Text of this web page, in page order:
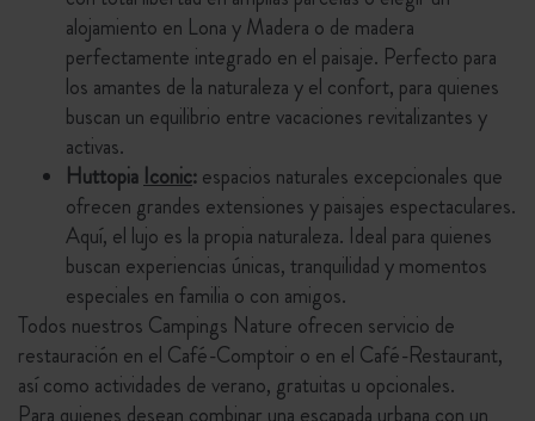
alojamiento en Lona y Madera o de madera
perfectamente integrado en el paisaje. Perfecto para
los amantes de la naturaleza y el confort, para quienes
buscan un equilibrio entre vacaciones revitalizantes y
activas.
Huttopia Iconic:espacios naturales excepcionales que
ofrecen grandes extensiones y paisajes espectaculares.
Aquí, el lujo es la propia naturaleza. Ideal para quienes
buscan experiencias únicas, tranquilidad y momentos
especiales en familia o con amigos.
Todos nuestros Campings Nature ofrecen servicio de
restauración en el Café-Comptoir o en el Café-Restaurant,
así como actividades de verano, gratuitas u opcionales.